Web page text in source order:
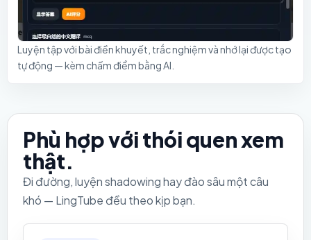
Luyện tập với bài điền khuyết, trắc nghiệm và nhớ lại được tạo
tự động — kèm chấm điểm bằng AI.
Phù hợp với thói quen xem
thật.
Đi đường, luyện shadowing hay đào sâu một câu
khó — LingTube đều theo kịp bạn.